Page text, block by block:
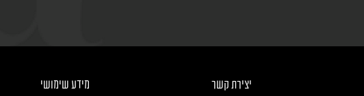
יצירת קשר
מידע שימושי